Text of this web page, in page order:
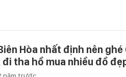
Hòa nhất định nên ghé
đi tha hồ mua nhiều đồ